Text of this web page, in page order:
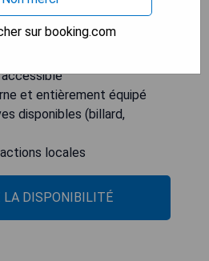
le jardin.
et entièrement équipé
disponibles (billard,
locales
LA DISPONIBILITÉ
sur booking.com